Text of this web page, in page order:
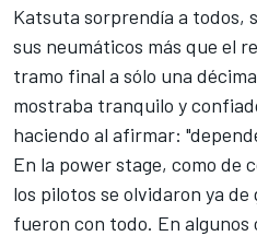
Katsuta sorprendía a todos,
sus neumáticos más que el
tramo final a sólo una
mostraba tranquilo y
haciendo al afirmar:
En la power stage, como de
los pilotos se olvidaron ya
fueron con todo. En algunos